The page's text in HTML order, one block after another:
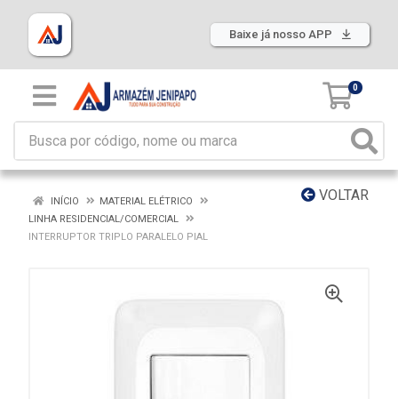
Baixe já nosso APP
0
VOLTAR
INÍCIO
MATERIAL ELÉTRICO
LINHA RESIDENCIAL/COMERCIAL
INTERRUPTOR TRIPLO PARALELO PIAL